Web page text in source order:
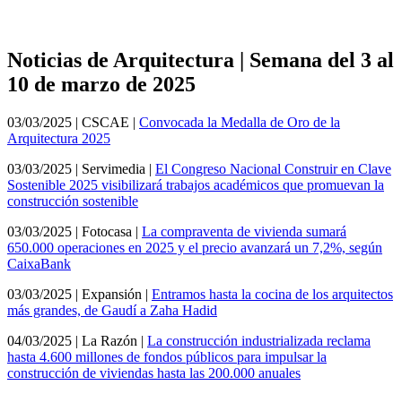
Noticias de Arquitectura | Semana del 3 al
10 de marzo de 2025
03/03/2025 | CSCAE | Convocada la Medalla de Oro de la
Arquitectura 2025
03/03/2025 | Servimedia | El Congreso Nacional Construir en Clave
Sostenible 2025 visibilizará trabajos académicos que promuevan la
construcción sostenible
03/03/2025 | Fotocasa | La compraventa de vivienda sumará
650.000 operaciones en 2025 y el precio avanzará un 7,2%, según
CaixaBank
03/03/2025 | Expansión | Entramos hasta la cocina de los arquitectos
más grandes, de Gaudí a Zaha Hadid
04/03/2025 | La Razón | La construcción industrializada reclama
hasta 4.600 millones de fondos públicos para impulsar la
construcción de viviendas hasta las 200.000 anuales